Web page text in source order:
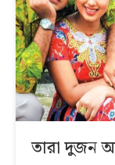
তারা দুজন